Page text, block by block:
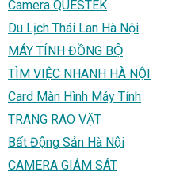
Camera QUESTEK
Du Lịch Thái Lan Hà Nội
MÁY TÍNH ĐỒNG BỘ
TÌM VIỆC NHANH HÀ NỘI
Card Màn Hình Máy Tính
TRANG RAO VẶT
Bất Động Sản Hà Nội
CAMERA GIÁM SÁT